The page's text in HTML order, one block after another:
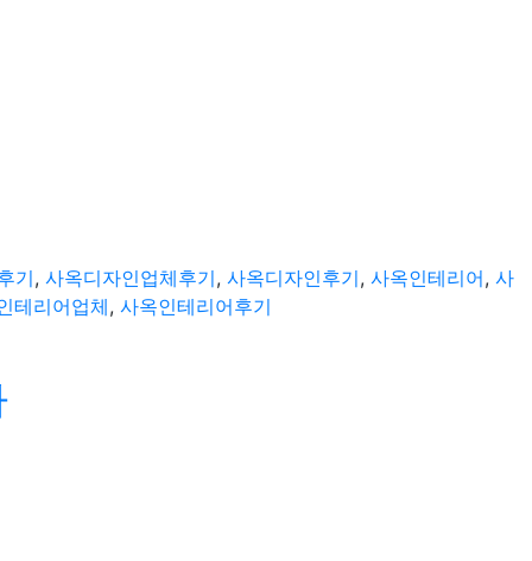
기, 사옥디자인업체후기, 사옥디자인후기, 사옥인테리어, 사
테리어업체, 사옥인테리어후기